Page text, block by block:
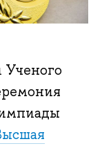
Ученого